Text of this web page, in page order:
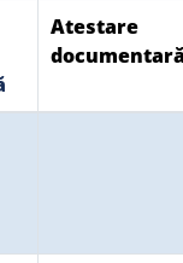
Atestare